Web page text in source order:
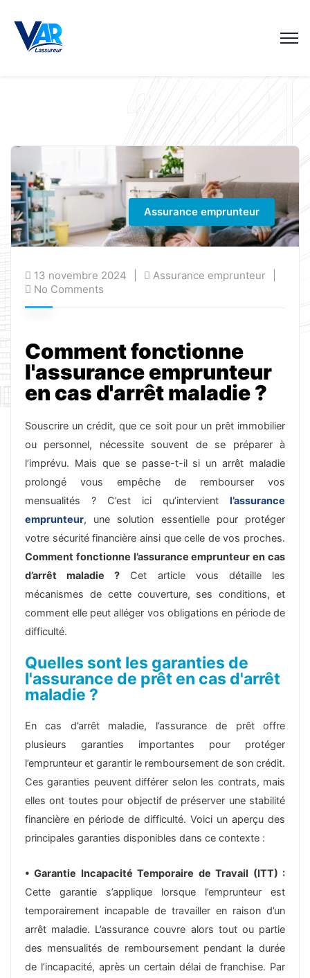
Assurance emprunteur
13 novembre 2024
Assurance emprunteur
No Comments
Comment fonctionne
l'assurance emprunteur
en cas d'arrêt maladie ?
Souscrire un crédit, que ce soit pour un prêt immobilier
ou personnel, nécessite souvent de se préparer à
l’imprévu. Mais que se passe-t-il si un arrêt maladie
prolongé vous empêche de rembourser vos
mensualités ? C’est ici qu’intervient l’assurance
emprunteur, une solution essentielle pour protéger
votre sécurité financière ainsi que celle de vos proches.
Comment fonctionne l’assurance emprunteur en cas
d’arrêt maladie ? Cet article vous détaille les
mécanismes de cette couverture, ses conditions, et
comment elle peut alléger vos obligations en période de
difficulté.
Quelles sont les garanties de
l'assurance de prêt en cas d'arrêt
maladie ?
En cas d’arrêt maladie, l’assurance de prêt offre
plusieurs garanties importantes pour protéger
l’emprunteur et garantir le remboursement de son crédit.
Ces garanties peuvent différer selon les contrats, mais
elles ont toutes pour objectif de préserver une stabilité
financière en période de difficulté. Voici un aperçu des
principales garanties disponibles dans ce contexte :
• Garantie Incapacité Temporaire de Travail (ITT) :
Cette garantie s’applique lorsque l’emprunteur est
temporairement incapable de travailler en raison d’un
arrêt maladie. L’assurance couvre alors tout ou partie
des mensualités de remboursement pendant la durée
de l’incapacité, après un certain délai de franchise. Par